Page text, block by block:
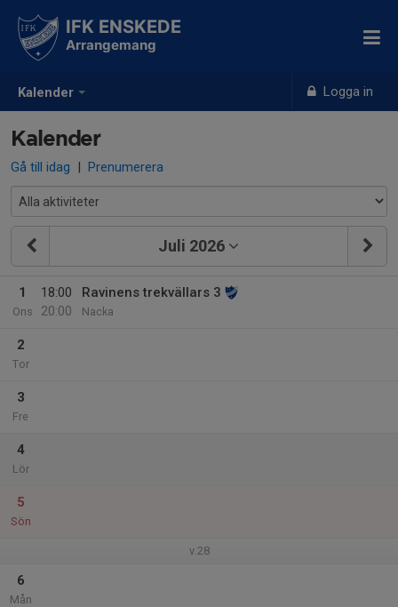
Kalender Logga in
IFK ENSKEDE
Arrangemang
Kalender
Gå till idag | Prenumerera
Juli 2026
1
Ons
18:00
20:00
Ravinens trekvällars 3
Nacka
2
Tor
3
Fre
4
Lör
5
Sön
v.28
6
Mån